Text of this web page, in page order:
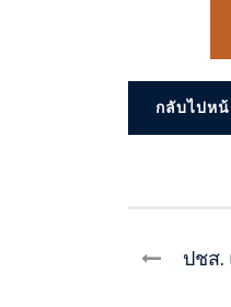
กลับไปห
ปชส.